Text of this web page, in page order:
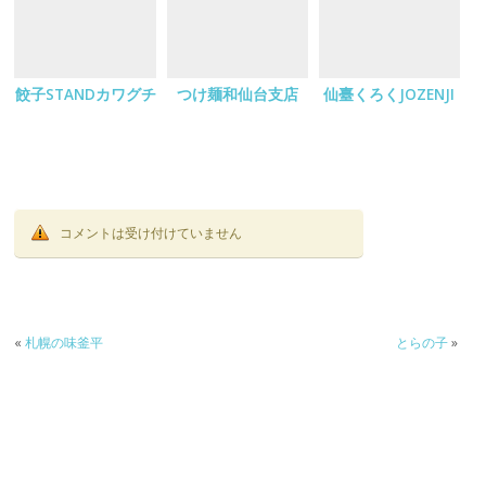
餃子STANDカワグチ つけ麺和仙台支店 仙臺くろくJOZENJI
コメントは受け付けていません
«札幌の味釜平 とらの子»